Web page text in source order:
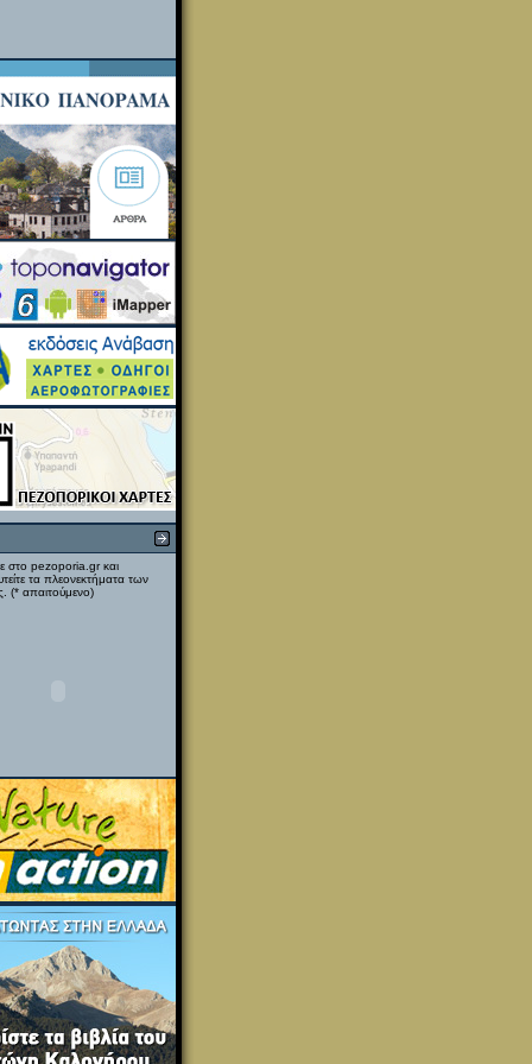
στο pezoporia.gr και
τα πλεονεκτήματα των
(* απαιτούμενο)